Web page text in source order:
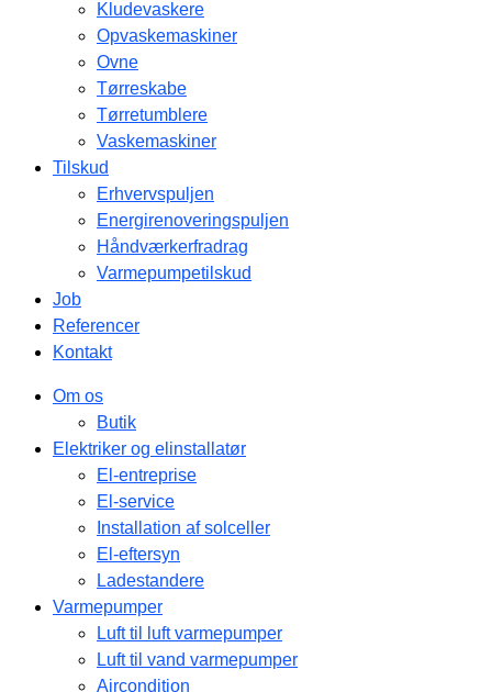
Kludevaskere
Opvaskemaskiner
Ovne
Tørreskabe
Tørretumblere
Vaskemaskiner
Tilskud
Erhvervspuljen
Energirenoveringspuljen
Håndværkerfradrag
Varmepumpetilskud
Job
Referencer
Kontakt
Om os
Butik
Elektriker og elinstallatør
El-entreprise
El-service
Installation af solceller
El-eftersyn
Ladestandere
Varmepumper
Luft til luft varmepumper
Luft til vand varmepumper
Aircondition